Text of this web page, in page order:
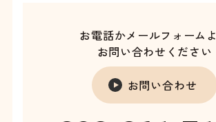
お電話かメールフォーム
お問い合わせください
お問い合わせ